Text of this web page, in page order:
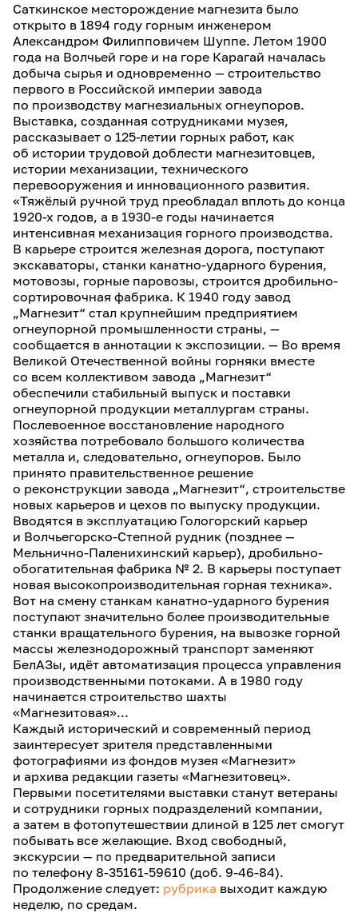
Саткинское месторождение магнезита было
открыто в 1894 году горным инженером
Александром Филипповичем Шуппе. Летом 1900
года на Волчьей горе и на горе Карагай началась
добыча сырья и одновременно — строительство
первого в Российской империи завода
по производству магнезиальных огнеупоров.
Выставка, созданная сотрудниками музея,
рассказывает о 125-летии горных работ, как
об истории трудовой доблести магнезитовцев,
истории механизации, технического
перевооружения и инновационного развития.
«Тяжёлый ручной труд преобладал вплоть до конца
1920-х годов, а в 1930-е годы начинается
интенсивная механизация горного производства.
В карьере строится железная дорога, поступают
экскаваторы, станки канатно-ударного бурения,
мотовозы, горные паровозы, строится дробильно-
сортировочная фабрика. К 1940 году завод
„Магнезит“ стал крупнейшим предприятием
огнеупорной промышленности страны, —
сообщается в аннотации к экспозиции. — Во время
Великой Отечественной войны горняки вместе
со всем коллективом завода „Магнезит“
обеспечили стабильный выпуск и поставки
огнеупорной продукции металлургам страны.
Послевоенное восстановление народного
хозяйства потребовало большого количества
металла и, следовательно, огнеупоров. Было
принято правительственное решение
о реконструкции завода „Магнезит“, строительстве
новых карьеров и цехов по выпуску продукции.
Вводятся в эксплуатацию Гологорский карьер
и Волчьегорско-Степной рудник (позднее —
Мельнично-Паленихинский карьер), дробильно-
обогатительная фабрика № 2. В карьеры поступает
новая высокопроизводительная горная техника».
Вот на смену станкам канатно-ударного бурения
поступают значительно более производительные
станки вращательного бурения, на вывозке горной
массы железнодорожный транспорт заменяют
БелАЗы, идёт автоматизация процесса управления
производственными потоками. А в 1980 году
начинается строительство шахты
«Магнезитовая»...
Каждый исторический и современный период
заинтересует зрителя представленными
фотографиями из фондов музея «Магнезит»
и архива редакции газеты «Магнезитовец».
Первыми посетителями выставки станут ветераны
и сотрудники горных подразделений компании,
а затем в фотопутешествии длиной в 125 лет смогут
побывать все желающие. Вход свободный,
экскурсии — по предварительной записи
по телефону 8-35161-59610 (доб. 9-46-84).
Продолжение следует: рубрика выходит каждую
неделю, по средам.